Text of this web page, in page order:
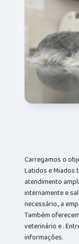
Carregamos o
Latidos e Miados
atendimento
internamente e
necessário., a
Também
veterinário e .
informações.